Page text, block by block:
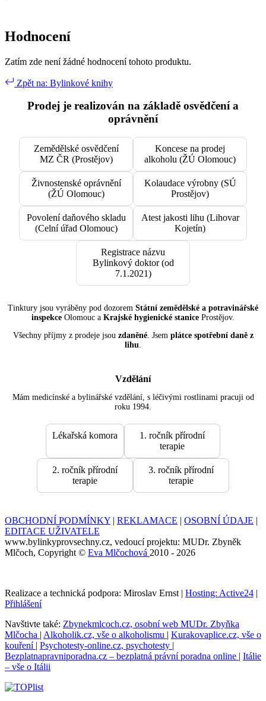
Hodnocení
Zatím zde není žádné hodnocení tohoto produktu.
Zpět na: Bylinkové knihy
Prodej je realizován na základě osvědčení a
oprávnění
Zemědělské osvědčení
MZ ČR (Prostějov)
Koncese na prodej
alkoholu (ŽÚ Olomouc)
Živnostenské oprávnění
(ŽÚ Olomouc)
Kolaudace výrobny (SÚ
Prostějov)
Povolení daňového skladu
(Celní úřad Olomouc)
Atest jakosti lihu (Lihovar
Kojetín)
Registrace názvu
Bylinkový doktor (od
7.1.2021)
Tinktury jsou vyráběny pod dozorem Státní zemědělské a potravinářské
inspekce Olomouc a Krajské hygienické stanice Prostějov.
Všechny příjmy z prodeje jsou zdaněné. Jsem plátce spotřební daně z
lihu
Vzdělání
Mám medicínské a bylinářské vzdělání, s léčivými rostlinami pracuji od
roku 1994.
Lékařská komora
1. ročník přírodní
terapie
2. ročník přírodní
terapie
3. ročník přírodní
terapie
OBCHODNÍ PODMÍNKY | REKLAMACE | OSOBNÍ ÚDAJE |
EDITACE UŽIVATELE
www.bylinkyprovsechny.cz, vedoucí projektu: MUDr. Zbyněk
Mlčoch, Copyright © Eva Mlčochová 2010 - 2026
Realizace a technická podpora: Miroslav Ernst | Hosting: Active24 |
Přihlášení
Navštivte také: Zbynekmlcoch.cz, osobní web MUDr. Zbyňka
Mlčocha | Alkoholik.cz, vše o alkoholismu | Kurakovaplice.cz, vše o
kouření | Psychotesty-online.cz, psychotesty |
Bezplatnapravniporadna.cz – bezplatná právní poradna online | Itálie
– vše o Itálii